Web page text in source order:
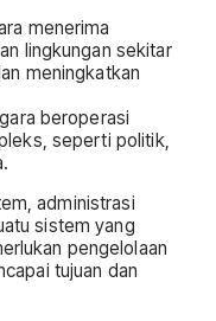
menerima
lingkungan sekitar
meningkatkan
beroperasi
seperti politik,
administrasi
sistem yang
pengelolaan
tujuan dan